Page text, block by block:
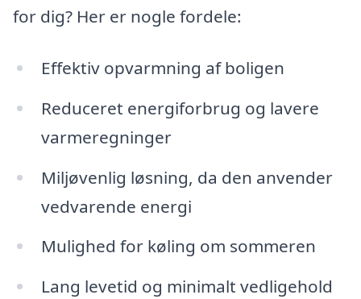
for dig? Her er nogle fordele:
Effektiv opvarmning af boligen
Reduceret energiforbrug og lavere
varmeregninger
Miljøvenlig løsning, da den anvender
vedvarende energi
Mulighed for køling om sommeren
Lang levetid og minimalt vedligehold